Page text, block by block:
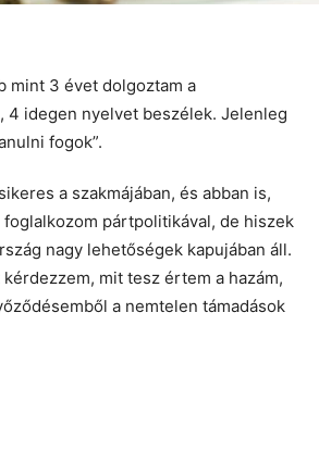
mint 3 évet dolgoztam a
4 idegen nyelvet beszélek. Jelenleg
fogok”.
a szakmájában, és abban is,
pártpolitikával, de hiszek
nagy lehetőségek kapujában áll.
mit tesz értem a hazám,
a nemtelen támadások